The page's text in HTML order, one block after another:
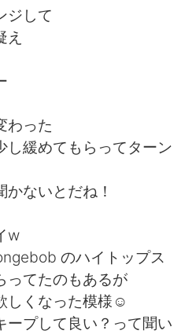
Việt
ジして
え
わった
し緩めてもらってターン
ないとだね！
w
のハイトップス
ってたのもあるが
しくなった模様☺️
ープして良い？って聞い